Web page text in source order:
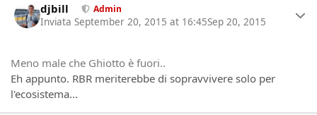
djbill Admin
Inviata September 20, 2015 at 16:45Sep 20, 2015
Meno male che Ghiotto è fuori..
Eh appunto. RBR meriterebbe di sopravvivere solo per
l'ecosistema...